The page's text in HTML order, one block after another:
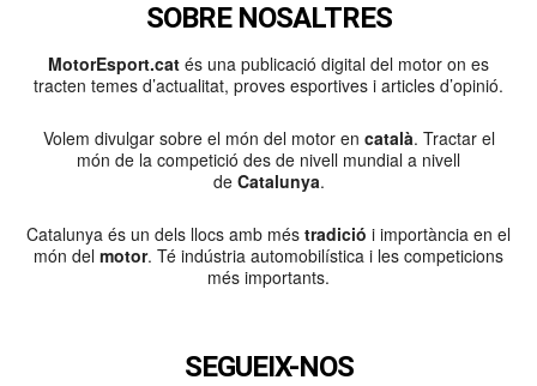
SOBRE NOSALTRES
MotorEsport.cat és una publicació digital del motor on es
tracten temes d’actualitat, proves esportives i articles d’opinió.
Volem divulgar sobre el món del motor en català. Tractar el
món de la competició des de nivell mundial a nivell
de Catalunya.
Catalunya és un dels llocs amb més tradició i importància en el
món del motor. Té indústria automobilística i les competicions
més importants.
SEGUEIX-NOS